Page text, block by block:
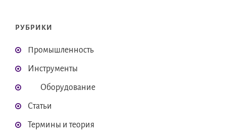
РУБРИКИ
Промышленность
Инструменты
Оборудование
Статьи
Термины и теория